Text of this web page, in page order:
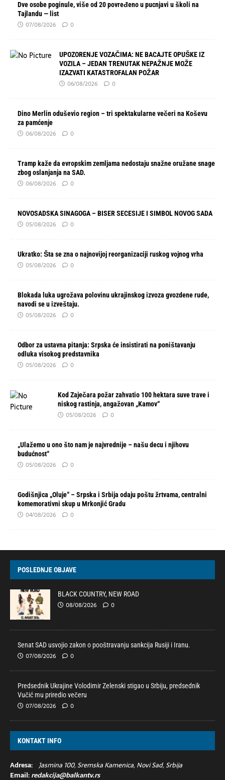
Dve osobe poginule, više od 20 povređeno u pucnjavi u školi na
Tajlandu — list
07/08/2026 0
UPOZORENJE VOZAČIMA: NE BACAJTE OPUŠKE IZ
VOZILA – JEDAN TRENUTAK NEPAŽNJE MOŽE
IZAZVATI KATASTROFALAN POŽAR
06/08/2026 0
Dino Merlin oduševio region – tri spektakularne večeri na Koševu
za pamćenje
06/08/2026 0
Tramp kaže da evropskim zemljama nedostaju snažne oružane snage
zbog oslanjanja na SAD.
06/08/2026 0
NOVOSADSKA SINAGOGA – BISER SECESIJE I SIMBOL NOVOG SADA
05/08/2026 0
Ukratko: Šta se zna o najnovijoj reorganizaciji ruskog vojnog vrha
05/08/2026 0
Blokada luka ugrožava polovinu ukrajinskog izvoza gvozdene rude,
navodi se u izveštaju.
05/08/2026 0
Odbor za ustavna pitanja: Srpska će insistirati na poništavanju
odluka visokog predstavnika
05/08/2026 0
Kod Zaječara požar zahvatio 100 hektara suve trave i
niskog rastinja, angažovan „Kamov“
05/08/2026 0
„Ulažemo u ono što nam je najvrednije – našu decu i njihovu
budućnost“
05/08/2026 0
Godišnjica „Oluje“ – Srpska i Srbija odaju poštu žrtvama, centralni
komemorativni skup u Mrkonjić Gradu
04/08/2026 0
POSLEDNJE OBJAVE
BLACK COUNTRY, NEW ROAD
08/08/2026 0
Senat SAD usvojio zakon o pooštravanju sankcija Rusiji i Iranu.
07/08/2026 0
Predsednik Ukrajine Volodimir Zelenski stigao u Srbiju, predsednik
Vučić mu priredio večeru
07/08/2026 0
KONTAKT INFO
Adresa: Jasmina 100, Sremska Kamenica, Novi Sad, Srbija
Email:redakcija@balkantv.rs